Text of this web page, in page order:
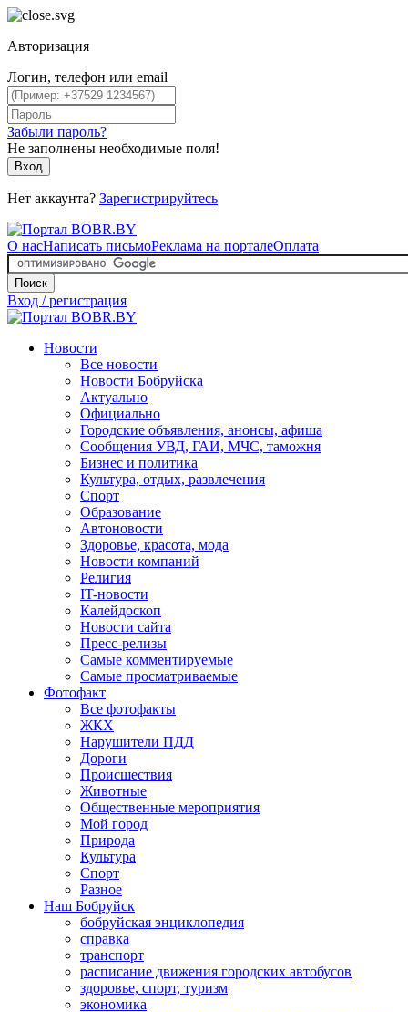
Авторизация
Логин, телефон или email
Забыли пароль?
Не заполнены необходимые поля!
Вход
Нет аккаунта? Зарегистрируйтесь
О насНаписать письмоРеклама на порталеОплата
Поиск
Вход / регистрация
Новости
Все новости
Новости Бобруйска
Актуально
Официально
Городские объявления, анонсы, афиша
Сообщения УВД, ГАИ, МЧС, таможня
Бизнес и политика
Культура, отдых, развлечения
Спорт
Образование
Автоновости
Здоровье, красота, мода
Новости компаний
Религия
IT-новости
Калейдоскоп
Новости сайта
Пресс-релизы
Самые комментируемые
Самые просматриваемые
Фотофакт
Все фотофакты
ЖКХ
Нарушители ПДД
Дороги
Происшествия
Животные
Общественные мероприятия
Мой город
Природа
Культура
Спорт
Разное
Наш Бобруйск
бобруйская энциклопедия
справка
транспорт
расписание движения городских автобусов
здоровье, спорт, туризм
экономика